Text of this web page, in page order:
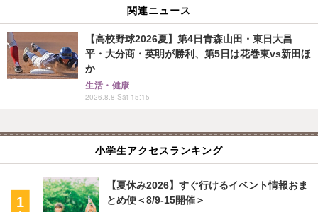
関連ニュース
【高校野球2026夏】第4日青森山田・東日大昌
平・大分商・英明が勝利、第5日は花巻東vs新田ほ
か
生活・健康
2026.8.8 Sat 15:15
小学生アクセスランキング
【夏休み2026】すぐ行けるイベント情報おま
とめ便＜8/9-15開催＞